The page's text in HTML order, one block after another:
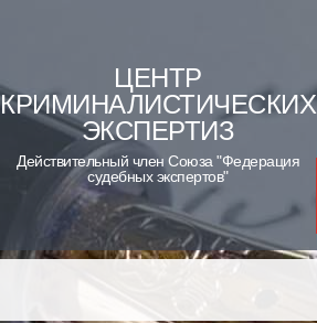
content
ЦЕНТР
КРИМИНАЛИСТИЧЕСКИХ
ЭКСПЕРТИЗ
Действительный член Союза "Федерация
судебных экспертов"